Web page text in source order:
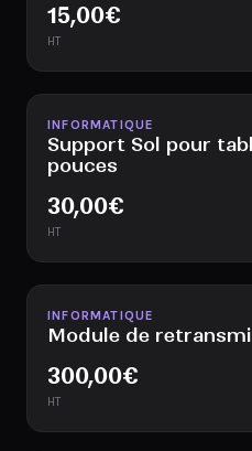
15,00€
HT
Disponible
INFORMATIQUE
Support Sol pour
pouces
30,00€
HT
Disponible
INFORMATIQUE
Module de
300,00€
HT